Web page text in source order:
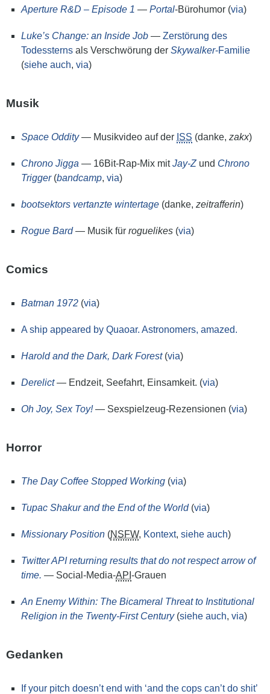
Aperture R&D – Episode 1 — Portal-Bürohumor (via)
Luke’s Change: an Inside Job — Zerstörung des
Todessterns als Verschwörung der Skywalker-Familie
(siehe auch, via)
Musik
Space Oddity— Musikvideo auf der ISS (danke, zakx)
Chrono Jigga — 16Bit-Rap-Mix mitJay-Zund Chrono
Trigger(bandcamp, via)
bootsektors vertanzte wintertage (danke, zeitrafferin)
Rogue Bard— Musik für roguelikes (via)
Comics
Batman 1972 (via)
A ship appeared by Quaoar. Astronomers, amazed.
Harold and the Dark, Dark Forest(via)
Derelict— Endzeit, Seefahrt, Einsamkeit. (via)
Oh Joy, Sex Toy!— Sexspielzeug-Rezensionen (via)
Horror
The Day Coffee Stopped Working (via)
Tupac Shakur and the End of the World(via)
Missionary Position (NSFW, Kontext, siehe auch)
Twitter API returning results that do not respect arrow of
time. — Social-Media-API -Grauen
An Enemy Within: The Bicameral Threat to Institutional
Religion in the Twenty-First Century(siehe auch, via)
Gedanken
If your pitch doesn’t end with ‘and the cops can’t do shit’